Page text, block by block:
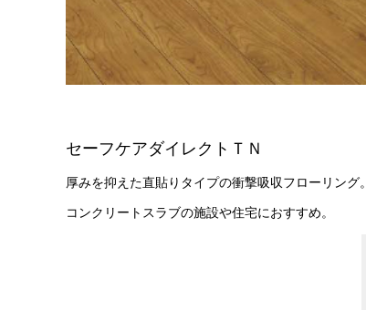
セーフケアダイレクトＴＮ
厚みを抑えた直貼りタイプの衝撃吸収フローリング。
コンクリートスラブの施設や住宅におすすめ。